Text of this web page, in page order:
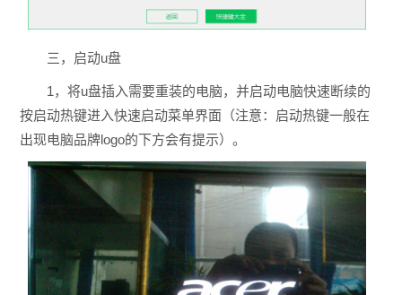
三，启动u盘
1，将u盘插入需要重装的电脑，并启动电脑快速断续的
按启动热键进入快速启动菜单界面（注意：启动热键一般在
出现电脑品牌logo的下方会有提示）。